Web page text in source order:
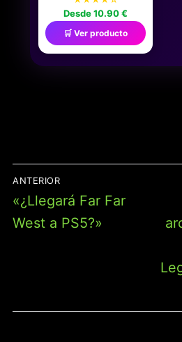
ROMPECABEZAS,
ACERTIJOS Y
PASATIEMPOS, TODO EN
UN LIBRO: UN REGALO
ORIGINAL PARA
HOMBRES Y MUJERES
Desde 10.90 €
🛒 Ver producto
ENTRADAS
ANTERIOR
Entrada
anterior:
«¿Llegará Far Far
West a PS5?»